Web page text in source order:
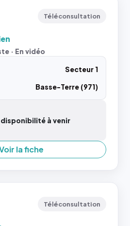
Téléconsultation
· En vidéo
Secteur 1
Basse-Terre (971)
à venir
la fiche
Téléconsultation